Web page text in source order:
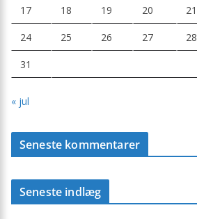
17 18 19 20 21
24 25 26 27 28
31
« jul
Seneste kommentarer
Seneste indlæg